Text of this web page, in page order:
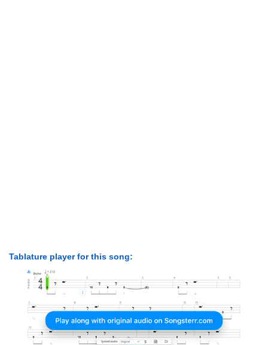
Tablature player for this song: